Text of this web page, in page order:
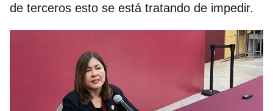
de terceros esto se está tratando de impedir.